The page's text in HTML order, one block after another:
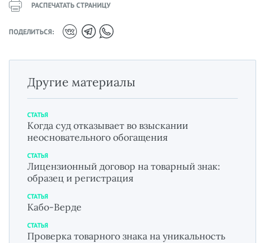
РАСПЕЧАТАТЬ СТРАНИЦУ
ПОДЕЛИТЬСЯ:
Другие материалы
СТАТЬЯ
Когда суд отказывает во взыскании
неосновательного обогащения
СТАТЬЯ
Лицензионный договор на товарный знак:
образец и регистрация
СТАТЬЯ
Кабо-Верде
СТАТЬЯ
Проверка товарного знака на уникальность